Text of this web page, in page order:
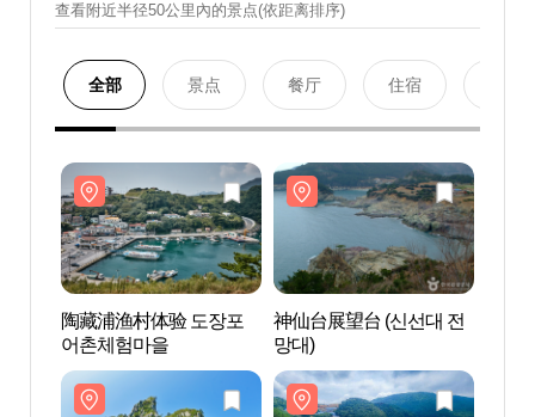
查看附近半径50公里內的景点(依距离排序)
全部 景点 餐厅 住宿
陶藏浦渔村体验 도장포
어촌체험마을
神仙台展望台 (신선대 전
망대)